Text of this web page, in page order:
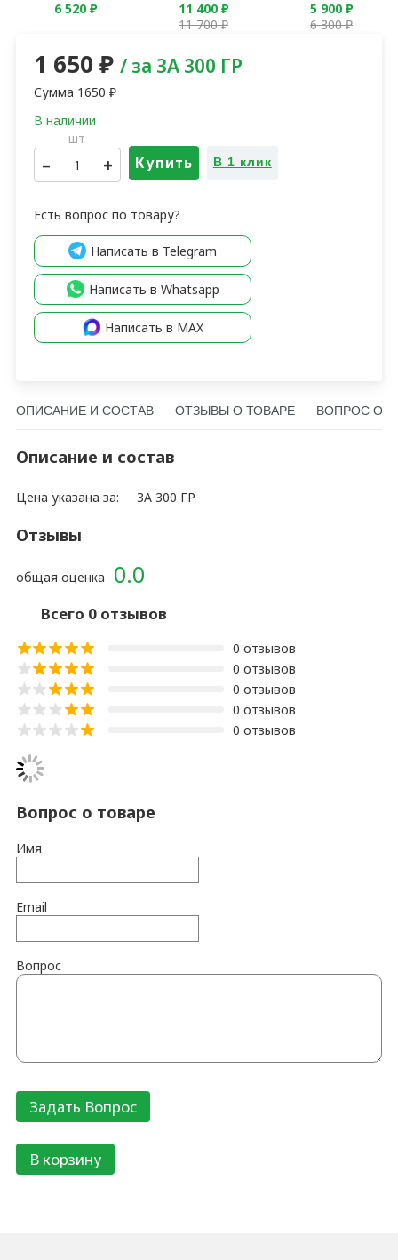
6 520₽ 11 400₽
11 700₽
5 900₽
6 300₽
1 650 ₽ / за ЗА 300 ГР
Сумма 1650 ₽
шт
– + Купить В 1 клик
Есть вопрос по товару?
Написать в Telegram
Написать в Whatsapp
Написать в MAX
ОПИСАНИЕ И СОСТАВ ОТЗЫВЫ О ТОВАРЕ ВОПРОС О
Описание и состав
Цена указана за: ЗА 300 ГР
Отзывы
0.0
общая оценка
Всего 0 отзывов
0 отзывов
0 отзывов
0 отзывов
0 отзывов
0 отзывов
Вопрос о товаре
Имя
Email
Вопрос
В корзину